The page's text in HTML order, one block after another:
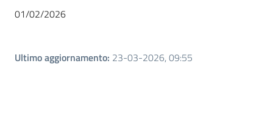
01/02/2026
Ultimo aggiornamento: 23-03-2026, 09:55